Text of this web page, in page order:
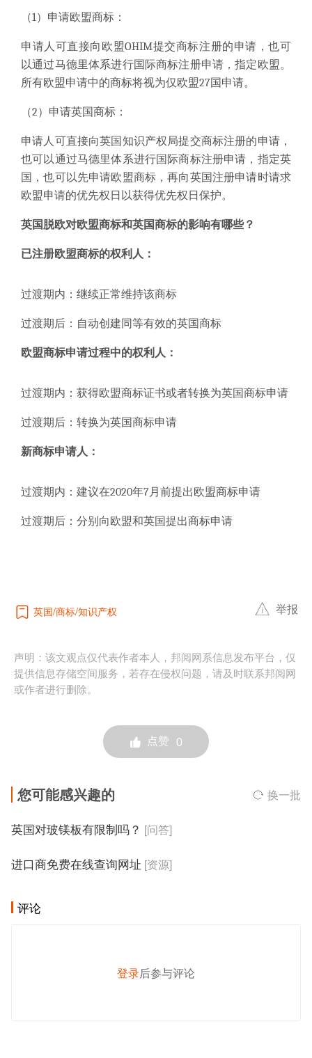
（1）申请欧盟商标：
申请人可直接向欧盟OHIM提交商标注册的申请，也可
以通过马德里体系进行国际商标注册申请，指定欧盟。
所有欧盟申请中的商标将视为仅欧盟27国申请。
（2）申请英国商标：
申请人可直接向英国知识产权局提交商标注册的申请，
也可以通过马德里体系进行国际商标注册申请，指定英
国，也可以先申请欧盟商标，再向英国注册申请时请求
欧盟申请的优先权日以获得优先权日保护。
英国脱欧对欧盟商标和英国商标的影响有哪些？
已注册欧盟商标的权利人：
过渡期内：继续正常维持该商标
过渡期后：自动创建同等有效的英国商标
欧盟商标申请过程中的权利人：
过渡期内：获得欧盟商标证书或者转换为英国商标申请
过渡期后：转换为英国商标申请
新商标申请人：
过渡期内：建议在2020年7月前提出欧盟商标申请
过渡期后：分别向欧盟和英国提出商标申请
英国 商标 知识产权 举报
声明：该文观点仅代表作者本人，邦阅网系信息发布平台，仅
提供信息存储空间服务，若存在侵权问题，请及时联系邦阅网
或作者进行删除。
点赞 0
您可能感兴趣的 换一批
英国对玻镁板有限制吗？ [问答]
进口商免费在线查询网址 [资源]
评论
登录后参与评论